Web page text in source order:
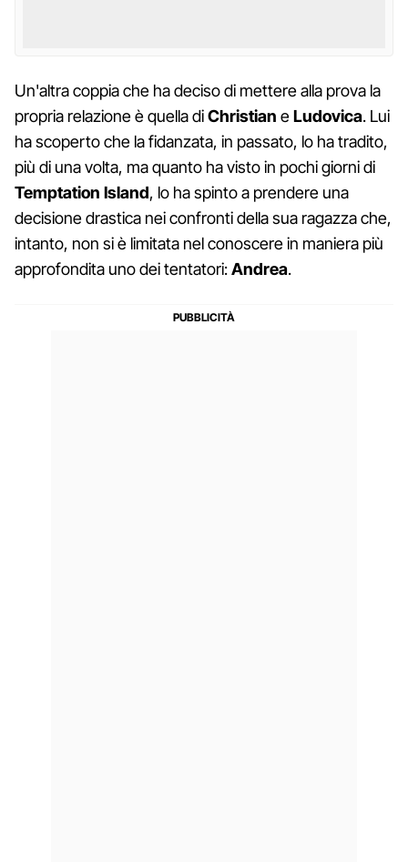
Un'altra coppia che ha deciso di mettere alla prova la
propria relazione è quella diChristian eLudovica. Lui
ha scoperto che la fidanzata, in passato, lo ha tradito,
più di una volta, ma quanto ha visto in pochi giorni di
Temptation Island, lo ha spinto a prendere una
decisione drastica nei confronti della sua ragazza che,
intanto, non si è limitata nel conoscere in maniera più
approfondita uno dei tentatori:Andrea.